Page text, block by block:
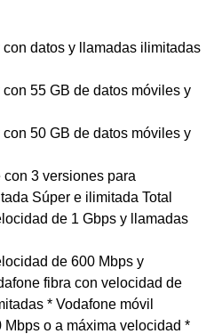
datos y llamadas ilimitadas
55 GB de datos móviles y
50 GB de datos móviles y
con 3 versiones para
Súper e ilimitada Total
de 1 Gbps y llamadas
de 600 Mbps y
fibra con velocidad de
* Vodafone móvil
o a máxima velocidad *